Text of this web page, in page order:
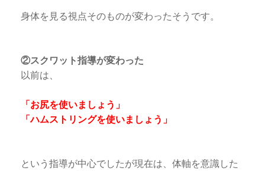
身体を見る視点そのものが変わったそうです。
②スクワット指導が変わった
以前は、
「お尻を使いましょう」
「ハムストリングを使いましょう」
という指導が中心でしたが現在は、体軸を意識した